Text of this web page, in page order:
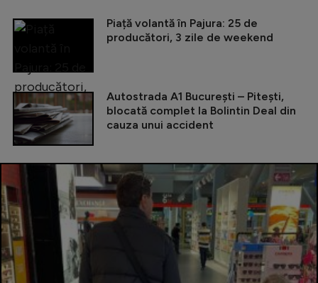
Piață volantă în Pajura: 25 de
producători, 3 zile de weekend
Autostrada A1 București – Pitești,
blocată complet la Bolintin Deal din
cauza unui accident